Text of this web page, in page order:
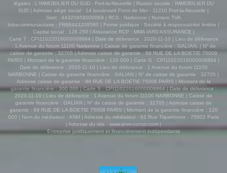
légales : L'IMMOBILIER DU SUD - Port-la-Nouvelle | Raison sociale : IMMOBILIER DU
SUD | Adresse siège social : 14 boulevard Front de Mer - 11210 Port-la-Nouvelle |
Siret : 44320958000069 | RCS : Narbonne | Numero TVA
Intracommunautaire : FR88443209580 | Forme juridique : Société à responsabilité limitée |
Capital social : 128 250 | Assurance RCP : MMA IARD ASSURANCE |
Carte T : CPI11022016000008864 | Date de délivrance : 2020-11-10 | Lieu de délivrance
: 1 Avenue du forum 11100 Narbonne | Caisse de garantie financière : GALIAN. | N° de
caisse de garantie : 32705 | Adresse caisse de garantie : 89 RUE DE LA BOETIE 75008
PARIS | Montant de la garantie financière : 120 000 | Carte G : CPI11022016000008864 |
Date de délivrance : 2020-11-10 | Lieu de délivrance : 1 Avenue du forum 11100
NARBONNE | Caisse de garantie financière : GALIAN | N° de caisse de garantie : 32705 |
Adresse caisse de garantie : 89 RUE DE LA BOETIE 75008 PARIS | Montant de la
garantie financière : 300 000 | Carte S : CPI11022016000008864 | Date de délivrance :
2020-11-10 | Lieu de délivrance : 1 Avenue du forum 11100 NARBONNE | Caisse de
garantie financière : GALIAN | N° de caisse de garantie : 32705 | Adresse caisse de
garantie : 89 RUE DE LA BOETIE 75008 PARIS | Montant de la garantie financière : 120
000 | Nom du médiateur : ANM | Adresse du médiateur : 62 Rue Tiquetonne - 75002 Paris
| Adresse du site : www.anm-conso.com |
Entreprise juridiquement et financièrement indépendante